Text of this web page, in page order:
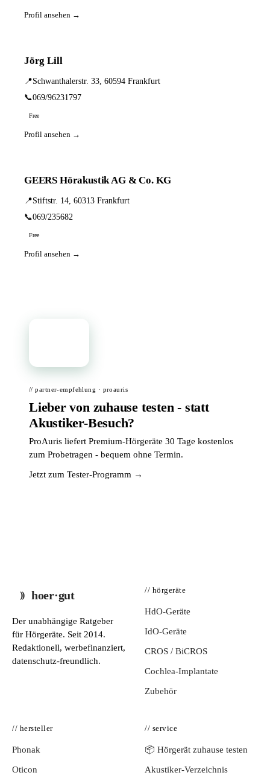
Profil ansehen →
Jörg Lill
📍Schwanthalerstr. 33, 60594 Frankfurt
📞069/96231797
Free
Profil ansehen →
GEERS Hörakustik AG & Co. KG
📍Stiftstr. 14, 60313 Frankfurt
📞069/235682
Free
Profil ansehen →
// partner-empfehlung · proauris
Lieber von zuhause testen - statt
Akustiker-Besuch?
ProAuris liefert Premium-Hörgeräte 30 Tage kostenlos
zum Probetragen - bequem ohne Termin.
Jetzt zum Tester-Programm →
hoer·gut
Der unabhängige Ratgeber
für Hörgeräte. Seit 2014.
Redaktionell, werbefinanziert,
datenschutz-freundlich.
// hörgeräte
HdO-Geräte
IdO-Geräte
CROS / BiCROS
Cochlea-Implantate
Zubehör
// hersteller
Phonak
Oticon
// service
📦 Hörgerät zuhause testen
Akustiker-Verzeichnis